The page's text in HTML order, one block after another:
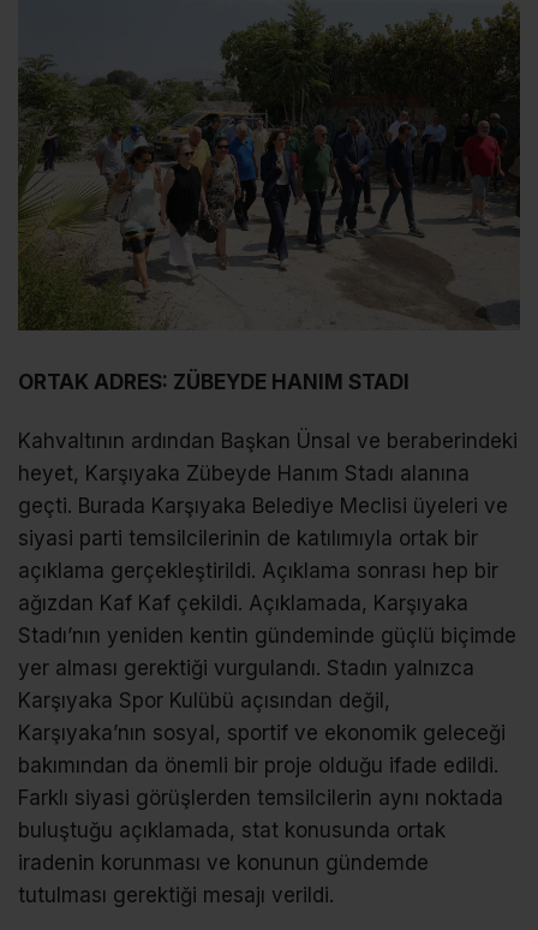
ORTAK ADRES: ZÜBEYDE HANIM STADI
Kahvaltının ardından Başkan Ünsal ve beraberindeki
heyet, Karşıyaka Zübeyde Hanım Stadı alanına
geçti. Burada Karşıyaka Belediye Meclisi üyeleri ve
siyasi parti temsilcilerinin de katılımıyla ortak bir
açıklama gerçekleştirildi. Açıklama sonrası hep bir
ağızdan Kaf Kaf çekildi. Açıklamada, Karşıyaka
Stadı’nın yeniden kentin gündeminde güçlü biçimde
yer alması gerektiği vurgulandı. Stadın yalnızca
Karşıyaka Spor Kulübü açısından değil,
Karşıyaka’nın sosyal, sportif ve ekonomik geleceği
bakımından da önemli bir proje olduğu ifade edildi.
Farklı siyasi görüşlerden temsilcilerin aynı noktada
buluştuğu açıklamada, stat konusunda ortak
iradenin korunması ve konunun gündemde
tutulması gerektiği mesajı verildi.